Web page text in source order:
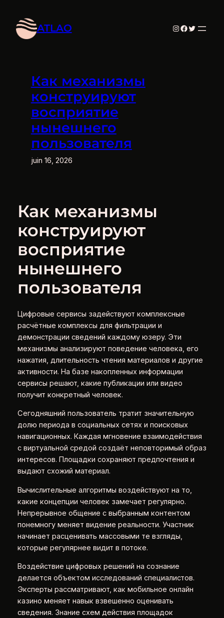
contenu
ATLAO Instagram
Facebook
Twitter
Как механизмы
конструируют
восприятие
нынешнего
пользователя
juin 16, 2026
Как механизмы
конструируют
восприятие
нынешнего
пользователя
Цифровые сервисы задействуют комплексные
расчётные комплексы для фильтрации и
демонстрации сведений каждому юзеру. Эти
механизмы анализируют поведение человека, его
нажатия, длительность чтения материалов и другие
активности. На базе накопленных информации
сервисы решают, какие публикации или видео
получит конкретный человек.
Сегодняшний пользователь тратит значительную
долю периода в социальных сетях и поисковых
навигационных. Каждая мгновение взаимодействия
с виртуальной средой создаёт неповторимый образ
интересов. Площадки сохраняют предпочтения и
выдают схожий материал.
Вычислительные алгоритмы воздействуют на то,
какие концепции человек замечает регулярно.
Непрерывное общение с выбранным контентом
понемногу меняет видение реальности. Участник
начинает расценивать массовыми те взгляды,
которые регулярнее видит в потоке.
Воздействие цифровых решений на сознание
делается объектом исследований специалистов.
Эксперты рассматривают, как мобильное онлайн
казино меняет навык взвешенно оценивать
сведения. Знание схем действия площадок